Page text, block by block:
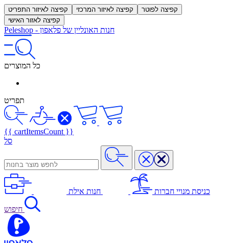
קפיצה לאיזור התפריט קפיצה לאיזור המרכזי
קפיצה לפוטר
קפיצה לאזור האישי
Peleshop - חנות האונליין של פלאפון
כל המוצרים
תפריט
{{ cartItemsCount }}
סל
כניסת מנויי חברות חנות אילת
חיפוש